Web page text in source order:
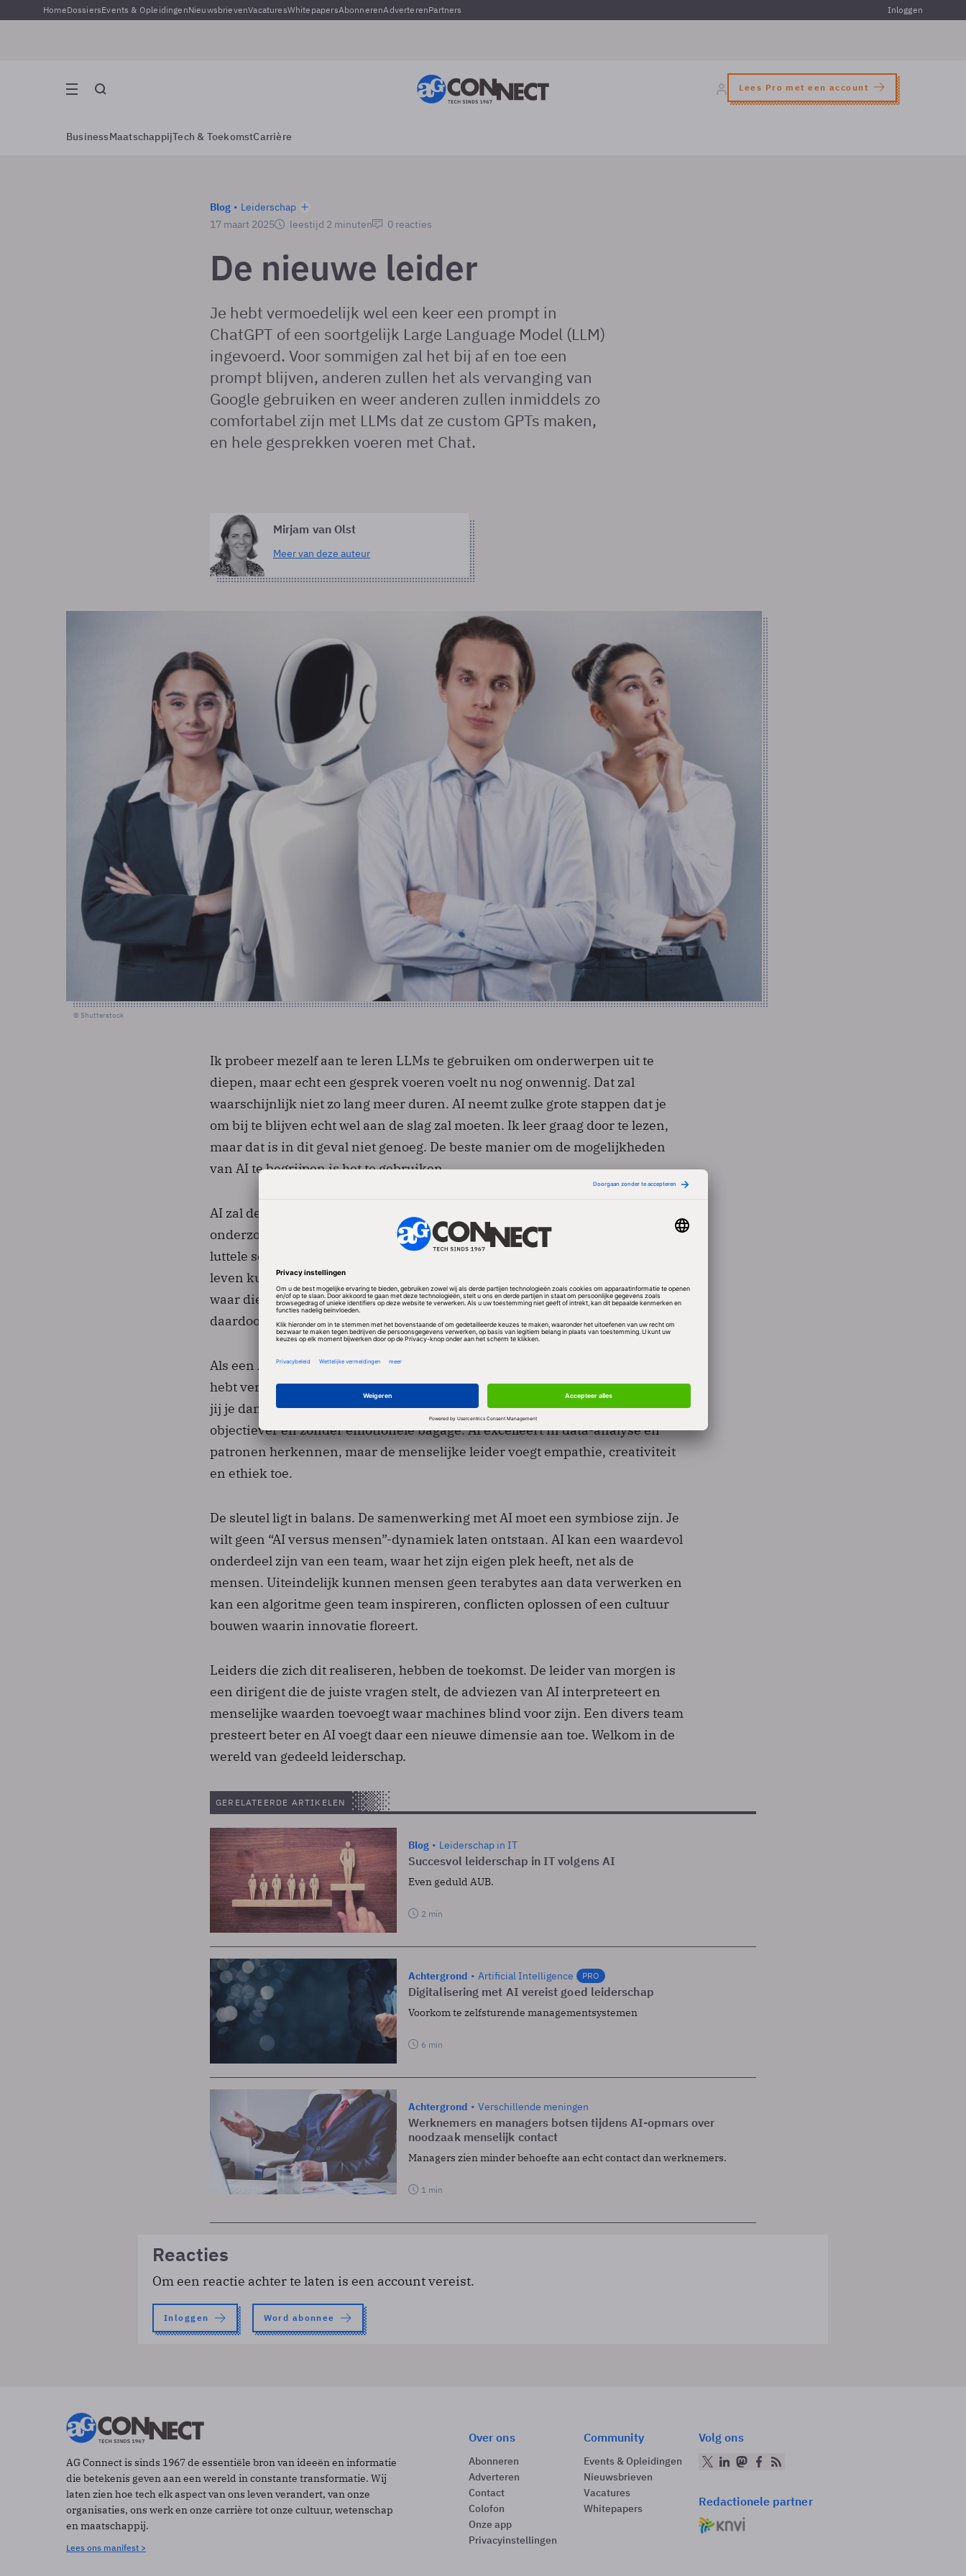
HomeDossiersEvents & OpleidingenNieuwsbrievenVacaturesWhitepapersAbonnerenAdverterenPartners Inloggen
Lees Pro met een account
BusinessMaatschappijTech & ToekomstCarrière
Blog
Leiderschap
17 maart 2025
leestijd 2 minuten 0 reacties
De nieuwe leider
Je hebt vermoedelijk wel een keer een prompt in
ChatGPT of een soortgelijk Large Language Model (LLM)
ingevoerd. Voor sommigen zal het bij af en toe een
prompt blijven, anderen zullen het als vervanging van
Google gebruiken en weer anderen zullen inmiddels zo
comfortabel zijn met LLMs dat ze custom GPTs maken,
en hele gesprekken voeren met Chat.
Mirjam van Olst
Meer van deze auteur
© Shutterstock
Ik probeer mezelf aan te leren LLMs te gebruiken om onderwerpen uit te
diepen, maar echt een gesprek voeren voelt nu nog onwennig. Dat zal
waarschijnlijk niet zo lang meer duren. AI neemt zulke grote stappen dat je
om bij te blijven echt wel aan de slag zal moeten. Ik leer graag door te lezen,
maar dat is in dit geval niet genoeg. De beste manier om de mogelijkheden
van AI te begrijpen is het te gebruiken.
AI zal de rol van leiders veranderen. Waar we nu informatie ophalen door zelf
onderzoek te doen en input te vragen van de mensen om ons heen kan AI in
luttele seconden meer informatie vinden en verwerken dan wij in ons hele
leven kunnen verzamelen. Het nadeel daarvan is dat we geen idee hebben
waar die informatie vandaan komt. Als leider wordt je ethische kompas
daardoor misschien wel je belangrijkste toegevoegde waarde.
Als een AI een advies geeft en het team van ervaren mensen dat je om je heen
hebt verzamelt en dat je vertrouwt, geeft een tegengesteld advies - waar laat
jij je dan door leiden? Volg je de data of de intuïtie? AI werkt sneller,
objectiever en zonder emotionele bagage. AI excelleert in data-analyse en
patronen herkennen, maar de menselijke leider voegt empathie, creativiteit
en ethiek toe.
De sleutel ligt in balans. De samenwerking met AI moet een symbiose zijn. Je
wilt geen “AI versus mensen”-dynamiek laten ontstaan. AI kan een waardevol
onderdeel zijn van een team, waar het zijn eigen plek heeft, net als de
mensen. Uiteindelijk kunnen mensen geen terabytes aan data verwerken en
kan een algoritme geen team inspireren, conflicten oplossen of een cultuur
bouwen waarin innovatie floreert.
Leiders die zich dit realiseren, hebben de toekomst. De leider van morgen is
een dirigent die de juiste vragen stelt, de adviezen van AI interpreteert en
menselijke waarden toevoegt waar machines blind voor zijn. Een divers team
presteert beter en AI voegt daar een nieuwe dimensie aan toe. Welkom in de
wereld van gedeeld leiderschap.
GERELATEERDE ARTIKELEN
Blog Leiderschap in IT
Succesvol leiderschap in IT volgens AI
Even geduld AUB.
2 min
Achtergrond Artificial Intelligence PRO
Digitalisering met AI vereist goed leiderschap
Voorkom te zelfsturende managementsystemen
6 min
Achtergrond Verschillende meningen
Werknemers en managers botsen tijdens AI-opmars over
noodzaak menselijk contact
Managers zien minder behoefte aan echt contact dan werknemers.
1 min
Reacties
Om een reactie achter te laten is een account vereist.
Inloggen Word abonnee
AG Connect is sinds 1967 de essentiële bron van ideeën en informatie
die betekenis geven aan een wereld in constante transformatie. Wij
laten zien hoe tech elk aspect van ons leven verandert, van onze
organisaties, ons werk en onze carrière tot onze cultuur, wetenschap
en maatschappij.
Lees ons manifest >
Over ons
Abonneren
Adverteren
Contact
Colofon
Onze app
Privacyinstellingen
Community
Events & Opleidingen
Nieuwsbrieven
Vacatures
Whitepapers
Volg ons
Redactionele partner